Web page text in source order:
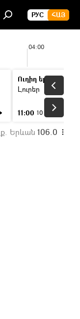
РУС ՀԱՅ
04:00
Ուղիղ եթեր
Լուրեր
11:00 10 ր
ք. Երևան 106.0